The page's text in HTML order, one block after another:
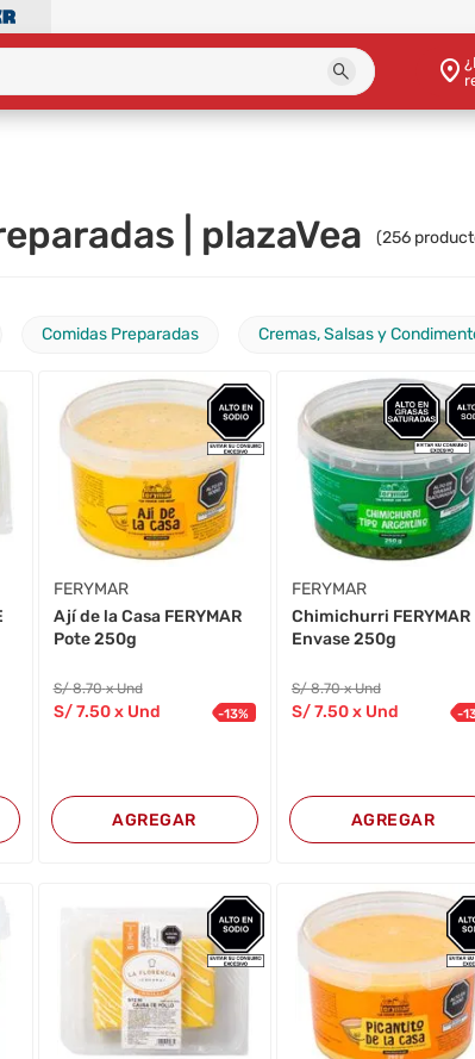
| plazaVea (256
Comidas Preparadas Cremas, Salsas y
FERYMAR
Ají de la Casa FERYMAR
Pote 250g
S/8.70 x Und
S/7.50 x Und -13%
AGREGAR
FERYMAR
Chimichurri FERYMAR
Envase 250g
S/8.70 x Und
S/7.50x Und -
AGREGAR